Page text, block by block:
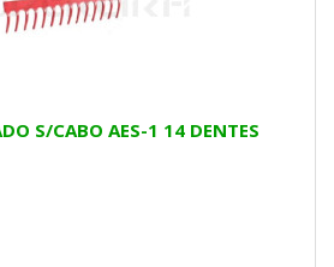
S/CABO AES-1 14 DENTES